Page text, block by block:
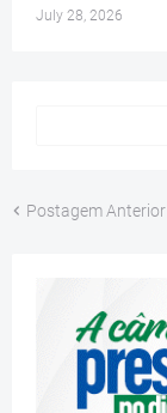
July 28, 2026
Postagem Anterior